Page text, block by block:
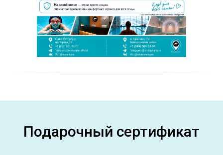
Подарочный сертификат